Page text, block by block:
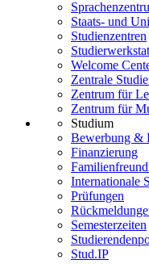
Staats- und
Studienzentren
Welcome
Zentrale
Zentrum für
Zentrum für
Studium
Bewerbung &
Finanzierung
Internationale
Prüfungen
Semesterzeiten
Stud.IP